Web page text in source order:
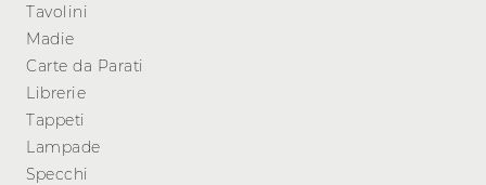
Tavolini
Madie
Carte da Parati
Librerie
Tappeti
Lampade
Specchi